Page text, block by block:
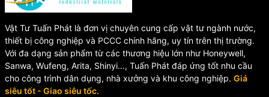
Địa chỉ cung cấp van bướm
tay quay PPH uy tín
Chúng tôi chuyên cung cấp van bướm tay quay PPH SH47 /
SH47-V đầy đủ kích thước DN50 – DN200, hàng chất lượng cao,
giá cạnh tranh, giao hàng nhanh trên toàn quốc.
Vật Tư Tuấn Phát là đơn vị chuyên cung cấp vật tư ngành nước,
thiết bị công nghiệp và PCCC chính hãng, uy tín trên thị trường.
Với đa dạng sản phẩm từ các thương hiệu lớn như Honeywell,
Sanwa, Wufeng, Arita, Shinyi…, Tuấn Phát đáp ứng tốt nhu cầu
cho công trình dân dụng, nhà xưởng và khu công nghiệp. Giá
siêu tốt - Giao siêu tốc.